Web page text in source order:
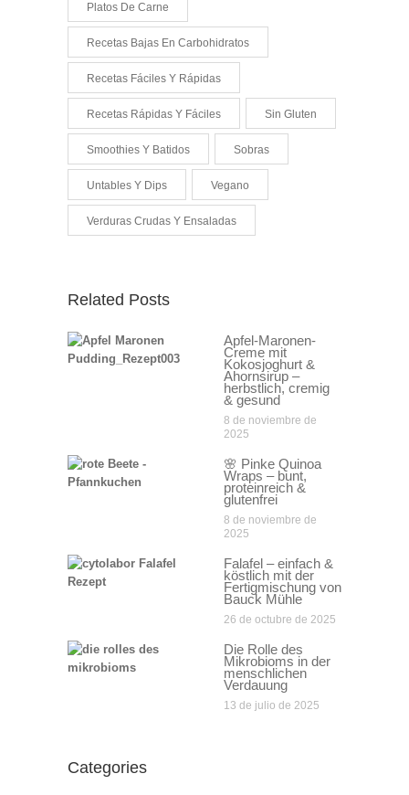
Platos De Carne
Recetas Bajas En Carbohidratos
Recetas Fáciles Y Rápidas
Recetas Rápidas Y Fáciles Sin Gluten
Smoothies Y Batidos Sobras
Untables Y Dips Vegano
Verduras Crudas Y Ensaladas
Related Posts
Apfel-Maronen-
Creme mit
Kokosjoghurt &
Ahornsirup –
herbstlich, cremig
& gesund
8 de noviembre de
2025
🌸 Pinke Quinoa
Wraps – bunt,
proteinreich &
glutenfrei
8 de noviembre de
2025
Falafel – einfach &
köstlich mit der
Fertigmischung von
Bauck Mühle
26 de octubre de 2025
Die Rolle des
Mikrobioms in der
menschlichen
Verdauung
13 de julio de 2025
Categories